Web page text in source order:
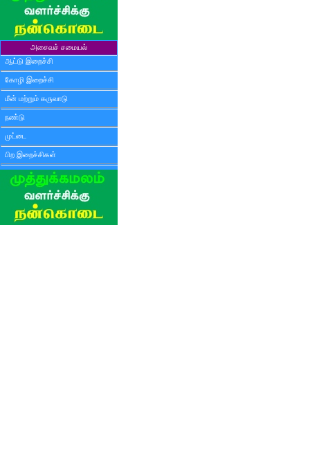
அசைவச் சமையல்
ஆட்டு இறைச்சி
கோழி இறைச்சி
மீன் மற்றும் கருவாடு
நண்டு
முட்டை
பிற இறைச்சிகள்